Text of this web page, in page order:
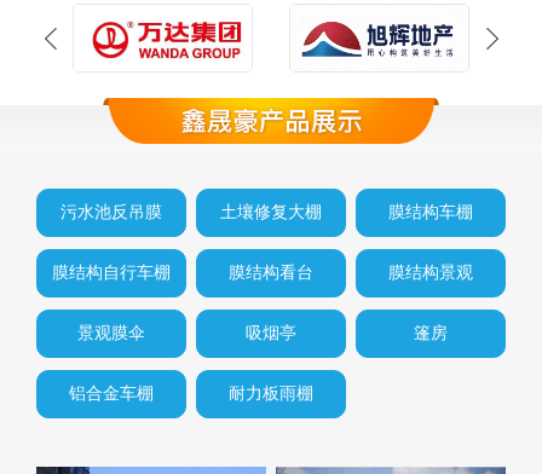
污水池反吊膜 土壤修复大棚 膜结构车棚
膜结构自行车棚 膜结构看台 膜结构景观
景观膜伞 吸烟亭 篷房
铝合金车棚 耐力板雨棚